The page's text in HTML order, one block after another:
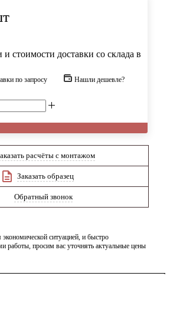
и стоимости доставки со склада в
по запросу Нашли дешевле?
расчёты с монтажом
Заказать образец
Обратный звонок
ситуацией, и быстро
работы, просим вас уточнять актуальные цены